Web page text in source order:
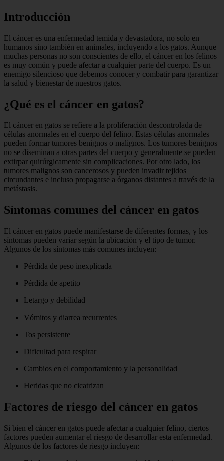
Introducción
El cáncer es una enfermedad temida y devastadora, no solo en
humanos sino también en animales, incluyendo a los gatos. Aunque
muchas personas no son conscientes de ello, el cáncer en los felinos
es muy común y puede afectar a cualquier parte del cuerpo. Es un
enemigo silencioso que debemos conocer y combatir para garantizar
la salud y bienestar de nuestros gatos.
¿Qué es el cáncer en gatos?
El cáncer en gatos se refiere a la proliferación descontrolada de
células anormales en el cuerpo del felino. Estas células anormales
pueden formar tumores benignos o malignos. Los tumores benignos
no se diseminan a otras partes del cuerpo y generalmente se pueden
extirpar quirúrgicamente sin complicaciones. Por otro lado, los
tumores malignos son cancerosos y pueden invadir tejidos
circundantes e incluso propagarse a órganos distantes a través de la
metástasis.
Síntomas comunes del cáncer en gatos
El cáncer en gatos puede manifestarse de diferentes formas, y los
síntomas pueden variar según la ubicación y el tipo de tumor.
Algunos de los síntomas más comunes incluyen:
Pérdida de peso inexplicada
Pérdida de apetito
Letargo y debilidad
Vómitos y diarrea recurrentes
Tos persistente
Dificultad para respirar
Cambios en el comportamiento y la personalidad
Heridas que no cicatrizan
Factores de riesgo del cáncer en gatos
Si bien el cáncer en gatos puede afectar a cualquier felino, ciertos
factores pueden aumentar el riesgo de desarrollar esta enfermedad.
Algunos de los factores de riesgo incluyen: